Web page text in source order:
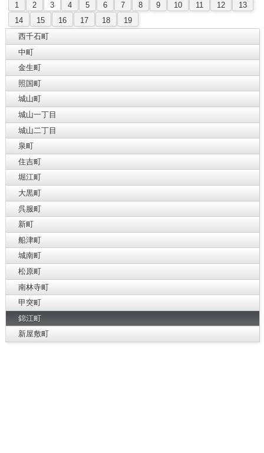
1 2 3 4 5 6 7 8 9 10 11 12
13
14
15 16 17 18
19
西千石町
中町
金生町
照国町
城山町
城山一丁目
城山二丁目
泉町
住吉町
堀江町
大黒町
呉服町
新町
船津町
城南町
松原町
南林寺町
甲突町
錦江町
新屋敷町